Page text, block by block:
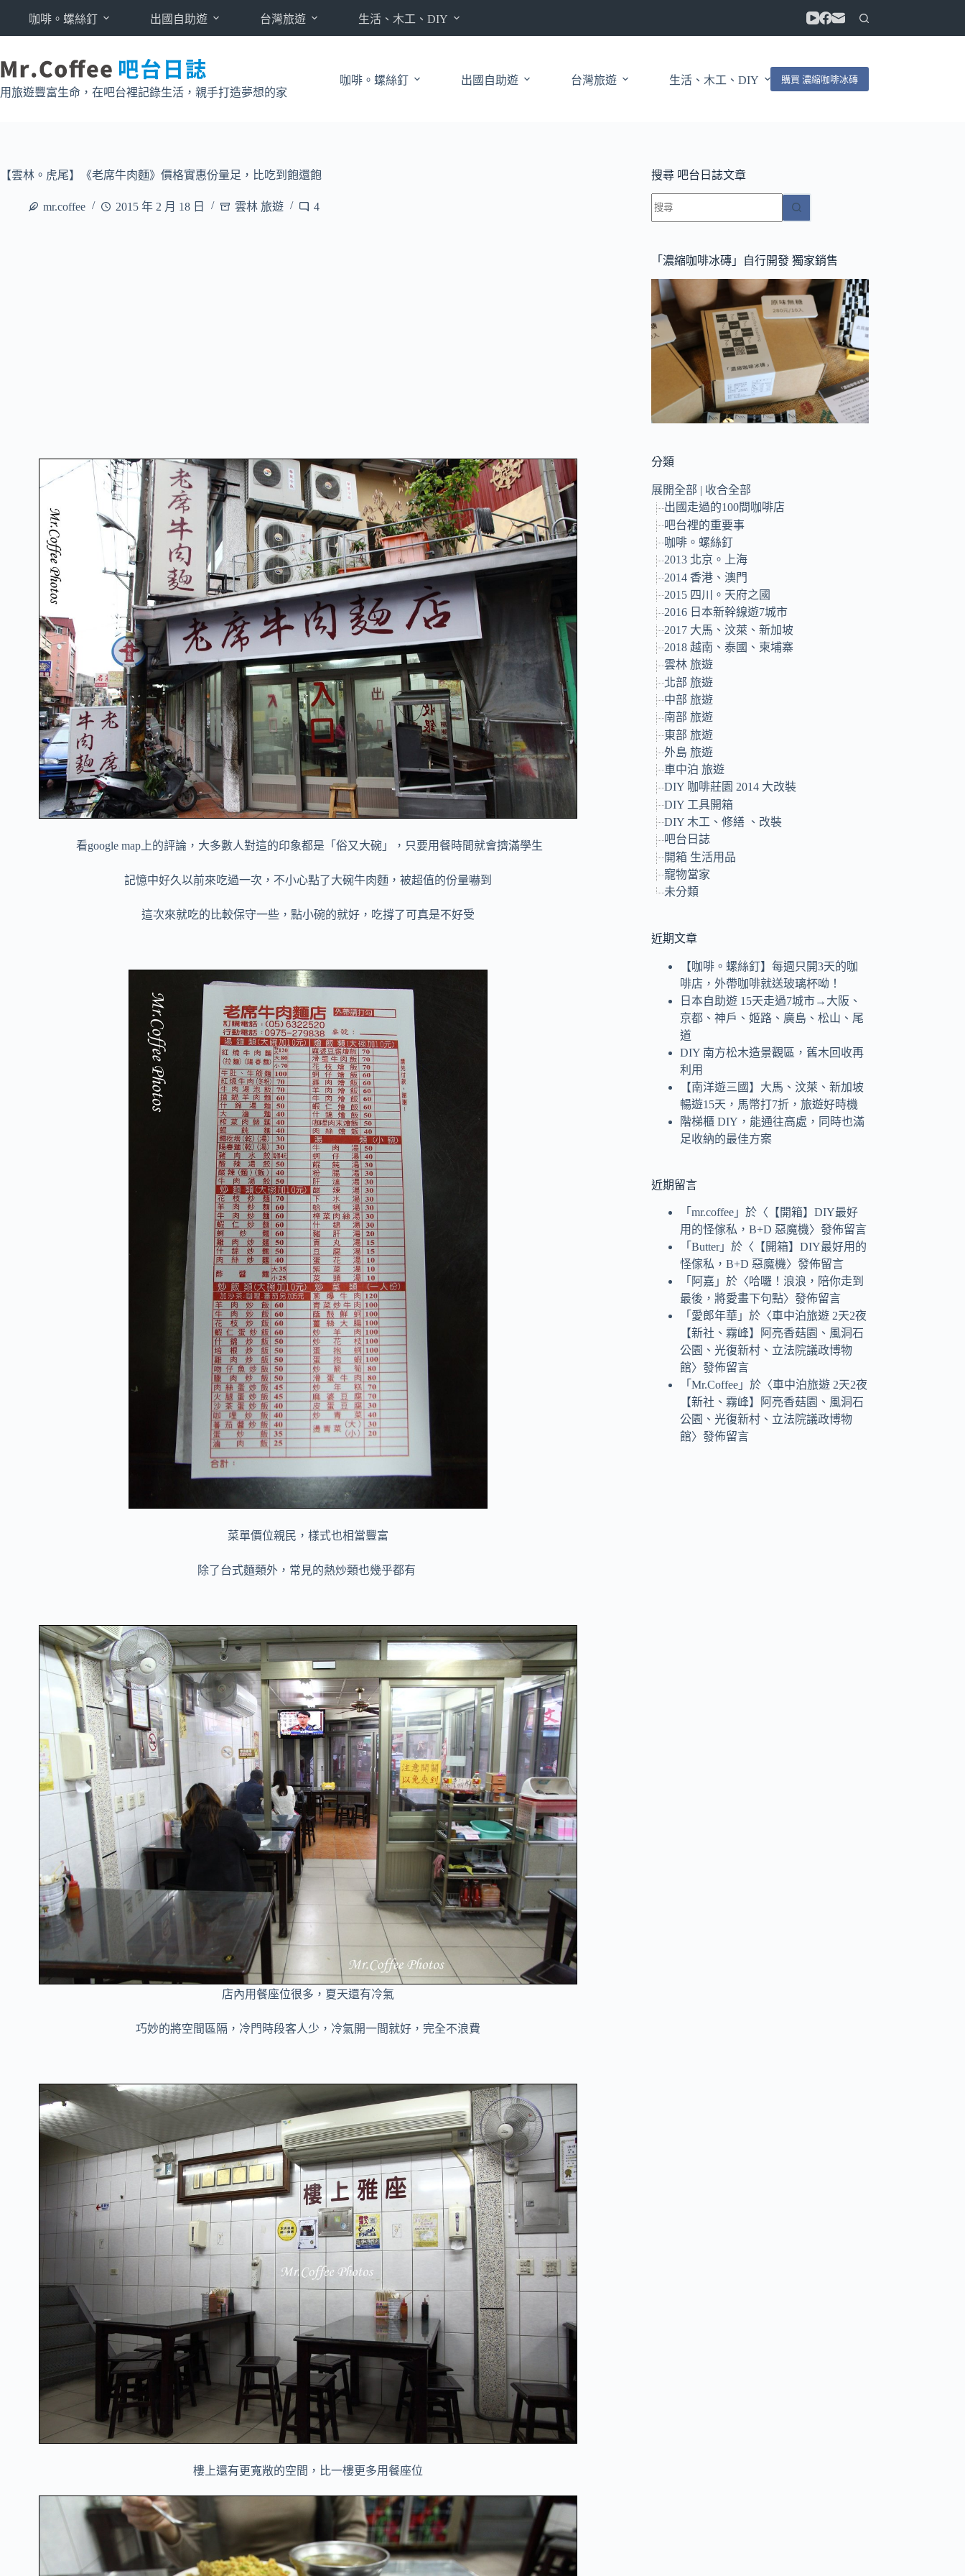
要
內
容
咖啡。螺絲釘 出國自助遊 台灣旅遊 生活、木工、DIY
用旅遊豐富生命，在吧台裡記錄生活，親手打造夢想的家
咖啡。螺絲釘 出國自助遊 台灣旅遊 生活、木工、DIY 購買 濃縮咖啡冰磚
【雲林。虎尾】《老席牛肉麵》價格實惠份量足，比吃到飽還飽
mr.coffee 2015 年 2 月 18 日 雲林 旅遊 4
看google map上的評論，大多數人對這的印象都是「俗又大碗」，只要用餐時間就會擠滿學生
記憶中好久以前來吃過一次，不小心點了大碗牛肉麵，被超值的份量嚇到
這次來就吃的比較保守一些，點小碗的就好，吃撐了可真是不好受
菜單價位親民，樣式也相當豐富
除了台式麵類外，常見的熱炒類也幾乎都有
店內用餐座位很多，夏天還有冷氣
巧妙的將空間區隔，冷門時段客人少，冷氣開一間就好，完全不浪費
樓上還有更寬敞的空間，比一樓更多用餐座位
搜尋 吧台日誌文章
找
不
符
條
件
的
結
「濃縮咖啡冰磚」自行開發 獨家銷售
分類
展開全部 | 收合全部
出國走過的100間咖啡店
吧台裡的重要事
咖啡。螺絲釘
2013 北京。上海
2014 香港、澳門
2015 四川。天府之國
2016 日本新幹線遊7城市
2017 大馬、汶萊、新加坡
2018 越南、泰國、柬埔寨
雲林 旅遊
北部 旅遊
中部 旅遊
南部 旅遊
東部 旅遊
外島 旅遊
車中泊 旅遊
DIY 咖啡莊園 2014 大改裝
DIY 工具開箱
DIY 木工、修繕 、改裝
吧台日誌
開箱 生活用品
寵物當家
未分類
近期文章
【咖啡。螺絲釘】每週只開3天的咖
啡店，外帶咖啡就送玻璃杯呦！
日本自助遊 15天走過7城市→大阪、
京都、神戶、姬路、廣島、松山、尾
道
DIY 南方松木造景觀區，舊木回收再
利用
【南洋遊三國】大馬、汶萊、新加坡
暢遊15天，馬幣打7折，旅遊好時機
階梯櫃 DIY，能通往高處，同時也滿
足收納的最佳方案
近期留言
「mr.coffee 」於〈 【開箱】DIY最好
用的怪傢私，B+D 惡魔機〉發佈留言
「Butter」於〈 【開箱】DIY最好用的
怪傢私，B+D 惡魔機〉發佈留言
「 阿嘉 」於〈哈囉！浪浪，陪你走到
最後，將愛畫下句點〉發佈留言
「 愛郎年華 」於〈車中泊旅遊 2天2夜
【新社、霧峰】阿亮香菇園、風洞石
公園、光復新村、立法院議政博物
館〉發佈留言
「Mr.Coffee 」於〈車中泊旅遊 2天2夜
【新社、霧峰】阿亮香菇園、風洞石
公園、光復新村、立法院議政博物
館〉發佈留言